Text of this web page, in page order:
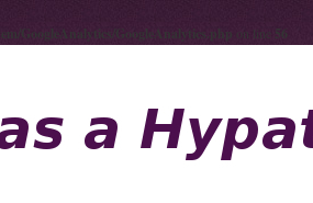
GoogleAnalytics/GoogleAnalytics.php on line 56